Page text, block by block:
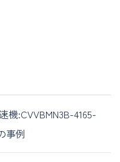
機:CVVBMN3B-4165-
事例